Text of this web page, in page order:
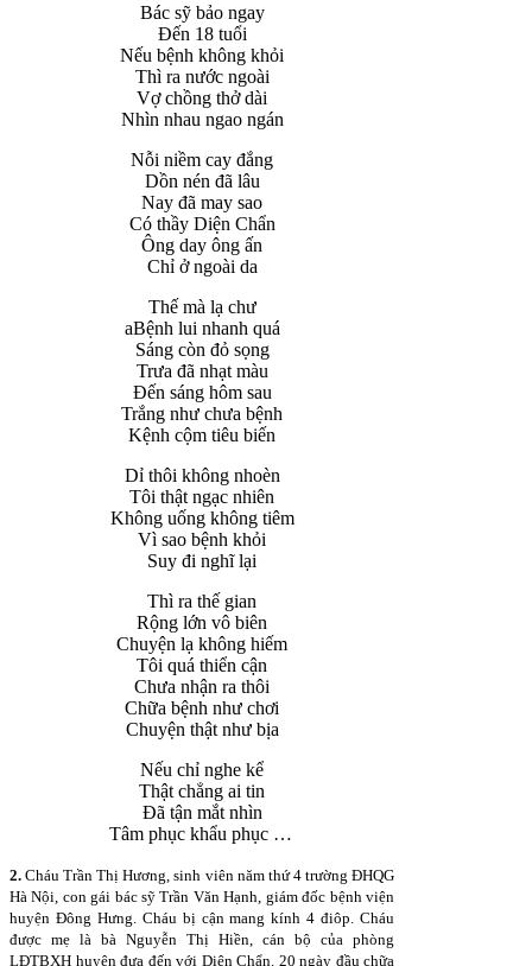
Bác sỹ bảo ngay
Đến 18 tuổi
Nếu bệnh không khỏi
Thì ra nước ngoài
Vợ chồng thở dài
Nhìn nhau ngao ngán
Nỗi niềm cay đắng
Dồn nén đã lâu
Nay đã may sao
Có thầy Diện Chẩn
Ông day ông ấn
Chỉ ở ngoài da
Thế mà lạ chư
aBệnh lui nhanh quá
Sáng còn đỏ sọng
Trưa đã nhạt màu
Đến sáng hôm sau
Trắng như chưa bệnh
Kệnh cộm tiêu biến
Dỉ thôi không nhoèn
Tôi thật ngạc nhiên
Không uống không tiêm
Vì sao bệnh khỏi
Suy đi nghĩ lại
Thì ra thế gian
Rộng lớn vô biên
Chuyện lạ không hiếm
Tôi quá thiển cận
Chưa nhận ra thôi
Chữa bệnh như chơi
Chuyện thật như bịa
Nếu chỉ nghe kể
Thật chẳng ai tin
Đã tận mắt nhìn
Tâm phục khẩu phục …
2.Cháu Trần Thị Hương, sinh viên năm thứ 4 trường ĐHQG
Hà Nội, con gái bác sỹ Trần Văn Hạnh, giám đốc bệnh viện
huyện Đông Hưng. Cháu bị cận mang kính 4 điôp. Cháu
được mẹ là bà Nguyễn Thị Hiền, cán bộ của phòng
LĐTBXH huyện đưa đến với Diện Chẩn. 20 ngày đầu chữa